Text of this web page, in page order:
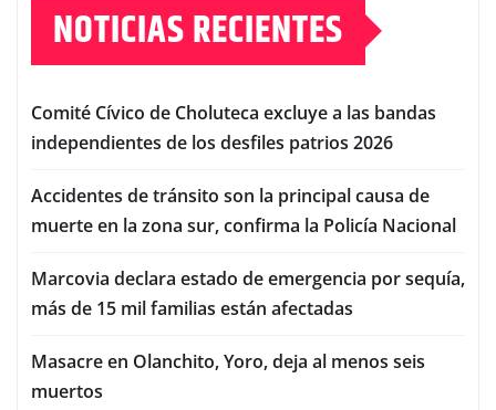
NOTICIAS RECIENTES
Comité Cívico de Choluteca excluye a las bandas
independientes de los desfiles patrios 2026
Accidentes de tránsito son la principal causa de
muerte en la zona sur, confirma la Policía Nacional
Marcovia declara estado de emergencia por sequía,
más de 15 mil familias están afectadas
Masacre en Olanchito, Yoro, deja al menos seis
muertos